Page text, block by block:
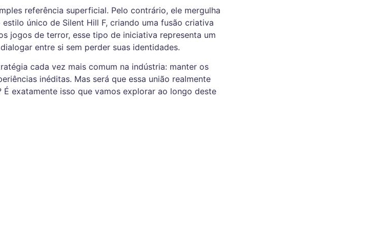
referência superficial. Pelo contrário, ele mergulha
único de Silent Hill F, criando uma fusão criativa
jogos de terror, esse tipo de iniciativa representa um
entre si sem perder suas identidades.
cada vez mais comum na indústria: manter os
inéditas. Mas será que essa união realmente
exatamente isso que vamos explorar ao longo deste